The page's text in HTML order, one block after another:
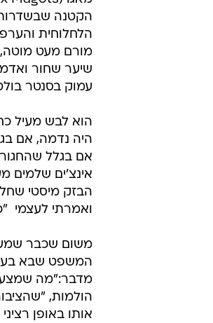
הקטנה שבשדרות
הלחלוחית
מורם מעט
שיער שחור
עמוק בסנטר
הוא לבש מעיל
היה נדמה, אם
אם בגלל
אינצ'ים שלמים
הבזק מיסטי
ואמרתי לעצמי
המשפט שבא
מדבר:"מה שמצער
הולמות,
אותו באופן